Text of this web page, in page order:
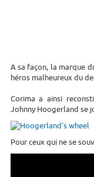
A sa façon, la marque
héros malheureux du
Corima a ainsi
Johnny Hoogerland se
Pour ceux qui ne se